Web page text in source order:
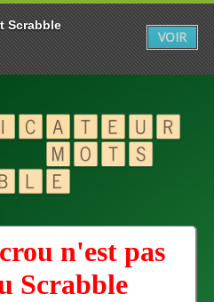
n'est pas
Scrabble
Scrabble
VOIR